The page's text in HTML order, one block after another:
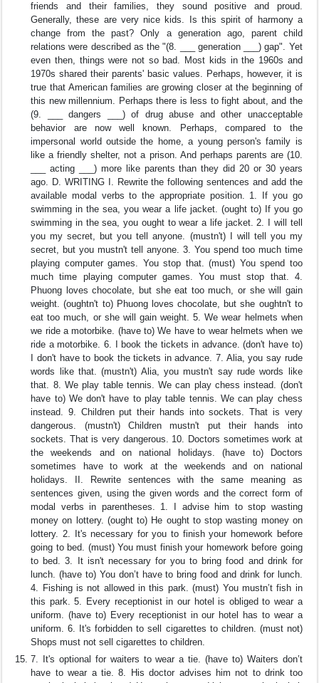
friends and their families, they sound positive and proud.
Generally, these are very nice kids. Is this spirit of harmony a
change from the past? Only a generation ago, parent child
relations were described as the "(8. ___ generation ___) gap". Yet
even then, things were not so bad. Most kids in the 1960s and
1970s shared their parents' basic values. Perhaps, however, it is
true that American families are growing closer at the beginning of
this new millennium. Perhaps there is less to fight about, and the
(9. ___ dangers ___) of drug abuse and other unacceptable
behavior are now well known. Perhaps, compared to the
impersonal world outside the home, a young person's family is
like a friendly shelter, not a prison. And perhaps parents are (10.
___ acting ___) more like parents than they did 20 or 30 years
ago. D. WRITING I. Rewrite the following sentences and add the
available modal verbs to the appropriate position. 1. If you go
swimming in the sea, you wear a life jacket. (ought to) If you go
swimming in the sea, you ought to wear a life jacket. 2. I will tell
you my secret, but you tell anyone. (mustn't) I will tell you my
secret, but you mustn't tell anyone. 3. You spend too much time
playing computer games. You stop that. (must) You spend too
much time playing computer games. You must stop that. 4.
Phuong loves chocolate, but she eat too much, or she will gain
weight. (oughtn't to) Phuong loves chocolate, but she oughtn't to
eat too much, or she will gain weight. 5. We wear helmets when
we ride a motorbike. (have to) We have to wear helmets when we
ride a motorbike. 6. I book the tickets in advance. (don't have to)
I don't have to book the tickets in advance. 7. Alia, you say rude
words like that. (mustn't) Alia, you mustn't say rude words like
that. 8. We play table tennis. We can play chess instead. (don't
have to) We don't have to play table tennis. We can play chess
instead. 9. Children put their hands into sockets. That is very
dangerous. (mustn't) Children mustn't put their hands into
sockets. That is very dangerous. 10. Doctors sometimes work at
the weekends and on national holidays. (have to) Doctors
sometimes have to work at the weekends and on national
holidays. II. Rewrite sentences with the same meaning as
sentences given, using the given words and the correct form of
modal verbs in parentheses. 1. I advise him to stop wasting
money on lottery. (ought to) He ought to stop wasting money on
lottery. 2. It's necessary for you to finish your homework before
going to bed. (must) You must finish your homework before going
to bed. 3. It isn't necessary for you to bring food and drink for
lunch. (have to) You don’t have to bring food and drink for lunch.
4. Fishing is not allowed in this park. (must) You mustn’t fish in
this park. 5. Every receptionist in our hotel is obliged to wear a
uniform. (have to) Every receptionist in our hotel has to wear a
uniform. 6. It's forbidden to sell cigarettes to children. (must not)
Shops must not sell cigarettes to children.
7. It's optional for waiters to wear a tie. (have to) Waiters don’t
have to wear a tie. 8. His doctor advises him not to drink too